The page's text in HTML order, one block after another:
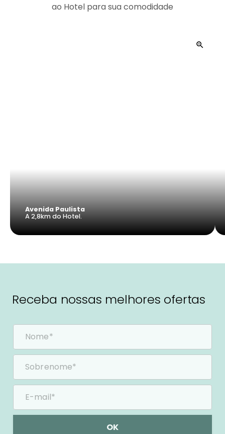
ao Hotel para sua comodidade
Avenida Paulista
A 2,8km do Hotel.
Receba nossas melhores ofertas
OK